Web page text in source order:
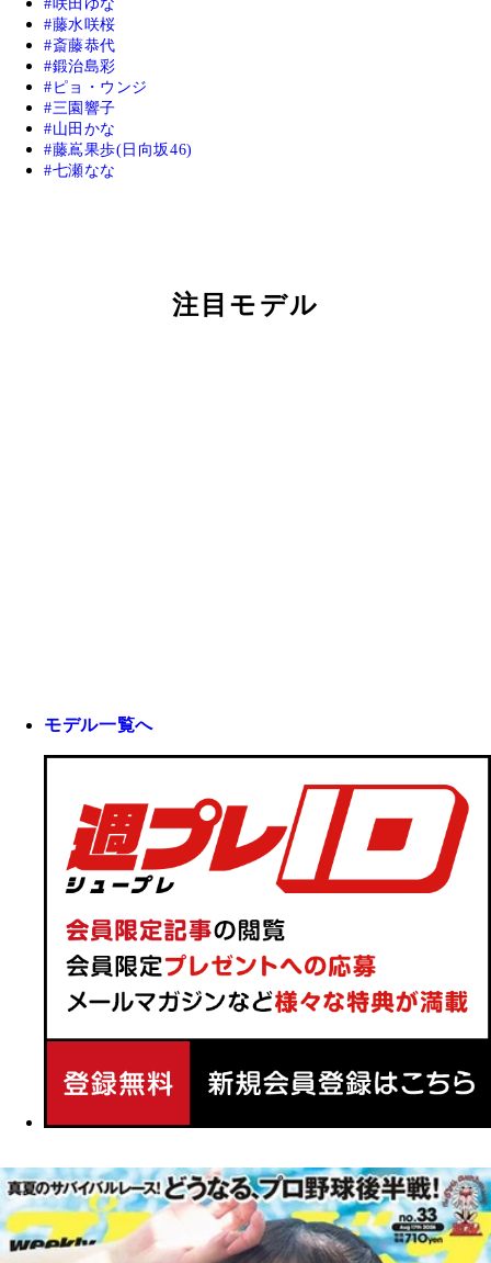
咲田ゆな
藤水咲桜
斎藤恭代
鍛治島彩
ピョ・ウンジ
三園響子
山田かな
藤嶌果歩(日向坂46)
七瀬なな
注目モデル
モデル一覧へ